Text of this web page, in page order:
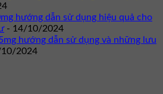
hướng dẫn sử dụng hiệu quả cho
- 14/10/2024
hướng dẫn sử dụng và những lưu
2024